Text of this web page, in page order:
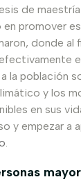
de
promover
donde al
la población
y los
en sus
y empezar a
.